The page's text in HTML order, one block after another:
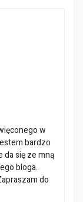
w
bardzo
da się ze mną
bloga.
do